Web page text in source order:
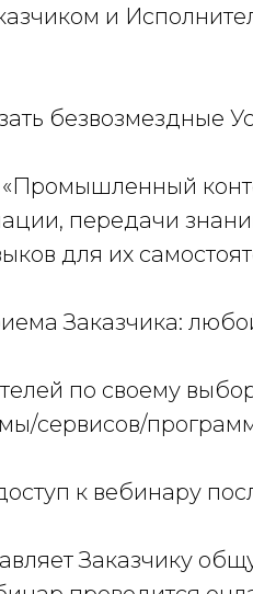
и
безвозмездные
передачи
для их
Заказчика:
по своему
сервисов/
к вебинару
Заказчику